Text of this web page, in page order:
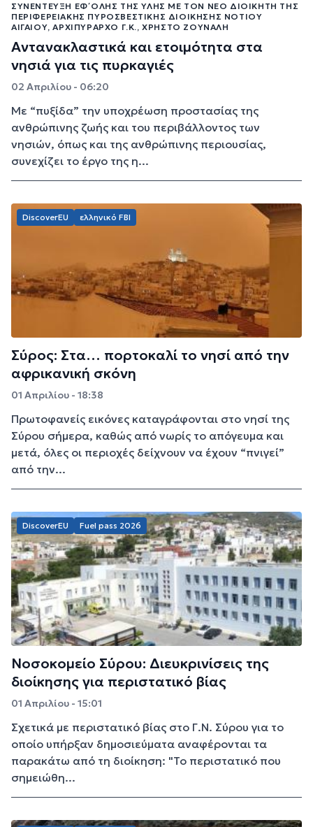
ΣΥΝΈΝΤΕΥΞΗ ΕΦ΄ ΌΛΗΣ ΤΗΣ ΎΛΗΣ ΜΕ ΤΟΝ ΝΈΟ ΔΙΟΙΚΗΤΉ ΤΗΣ
ΠΕΡΙΦΕΡΕΙΑΚΉΣ ΠΥΡΟΣΒΕΣΤΙΚΉΣ ΔΙΟΊΚΗΣΗΣ ΝΟΤΊΟΥ
ΑΙΓΑΊΟΥ, ΑΡΧΙΠΎΡΑΡΧΟ Γ.Κ., ΧΡΉΣΤΟ ΖΟΥΝΑΛΉ
Αντανακλαστικά και ετοιμότητα στα
νησιά για τις πυρκαγιές
02 Απριλίου - 06:20
Με “πυξίδα” την υποχρέωση προστασίας της
ανθρώπινης ζωής και του περιβάλλοντος των
νησιών, όπως και της ανθρώπινης περιουσίας,
συνεχίζει το έργο της η...
DiscoverEU ελληνικό FBI
Σύρος: Στα… πορτοκαλί το νησί από την
αφρικανική σκόνη
01 Απριλίου - 18:38
Πρωτοφανείς εικόνες καταγράφονται στο νησί της
Σύρου σήμερα, καθώς από νωρίς το απόγευμα και
μετά, όλες οι περιοχές δείχνουν να έχουν “πνιγεί”
από την...
DiscoverEU Fuel pass 2026
Νοσοκομείο Σύρου: Διευκρινίσεις της
διοίκησης για περιστατικό βίας
01 Απριλίου - 15:01
Σχετικά με περιστατικό βίας στο Γ.Ν. Σύρου για το
οποίο υπήρξαν δημοσιεύματα αναφέρονται τα
παρακάτω από τη διοίκηση: "Το περιστατικό που
σημειώθη...